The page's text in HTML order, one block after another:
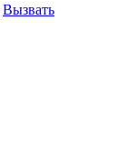
Вызвать